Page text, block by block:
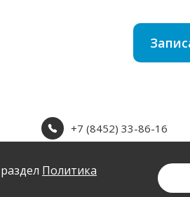
+7 (8452) 33-86-16
Политика